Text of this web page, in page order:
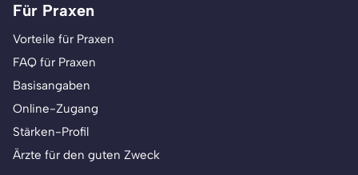
Für Praxen
Vorteile für Praxen
FAQ für Praxen
Basisangaben
Online-Zugang
Stärken-Profil
Ärzte für den guten Zweck